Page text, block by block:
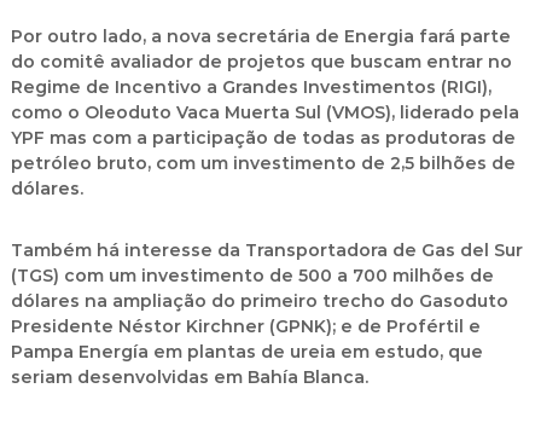
Por outro lado, a nova secretária de Energia fará parte
do comitê avaliador de projetos que buscam entrar no
Regime de Incentivo a Grandes Investimentos (RIGI),
como o Oleoduto Vaca Muerta Sul (VMOS), liderado pela
YPF mas com a participação de todas as produtoras de
petróleo bruto, com um investimento de 2,5 bilhões de
dólares.
Também há interesse da Transportadora de Gas del Sur
(TGS) com um investimento de 500 a 700 milhões de
dólares na ampliação do primeiro trecho do Gasoduto
Presidente Néstor Kirchner (GPNK); e de Profértil e
Pampa Energía em plantas de ureia em estudo, que
seriam desenvolvidas em Bahía Blanca.